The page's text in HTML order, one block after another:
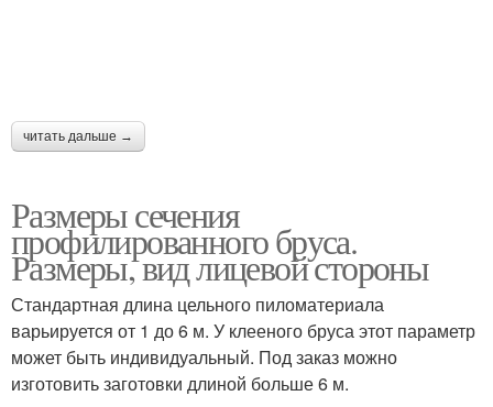
читать дальше →
Размеры сечения
профилированного бруса.
Размеры, вид лицевой стороны
Стандартная длина цельного пиломатериала
варьируется от 1 до 6 м. У клееного бруса этот параметр
может быть индивидуальный. Под заказ можно
изготовить заготовки длиной больше 6 м.